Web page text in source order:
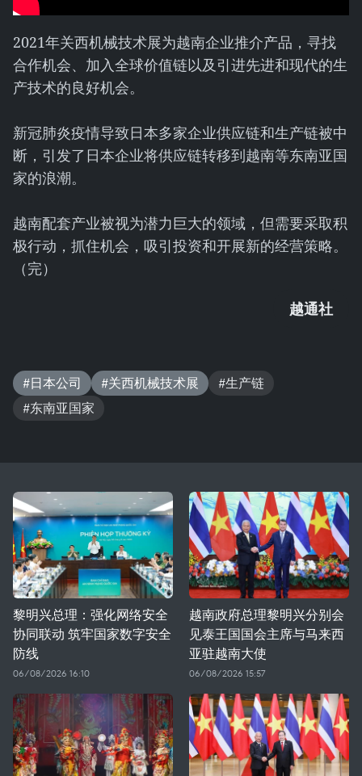
2021年关西机械技术展为越南企业推介产品，寻找
合作机会、加入全球价值链以及引进先进和现代的生
产技术的良好机会。
新冠肺炎疫情导致日本多家企业供应链和生产链被中
断，引发了日本企业将供应链转移到越南等东南亚国
家的浪潮。
越南配套产业被视为潜力巨大的领域，但需要采取积
极行动，抓住机会，吸引投资和开展新的经营策略。
（完）
越通社
#日本公司 #关西机械技术展
#生产链
#东南亚国家
黎明兴总理：强化网络安全
协同联动 筑牢国家数字安全
防线
06/08/2026 16:10
越南政府总理黎明兴分别会
见泰王国国会主席与马来西
亚驻越南大使
06/08/2026 15:57